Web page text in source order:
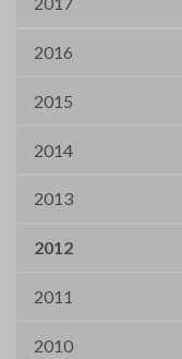
2016
2015
2014
2013
2012
2011
2010